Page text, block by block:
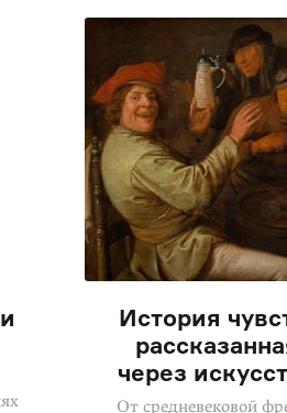
История
через
От средневековой